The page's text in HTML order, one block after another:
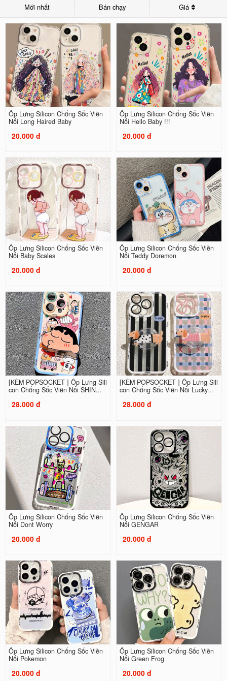
Mới nhất Bán chạy Giá
Ốp Lưng Silicon Chống Sốc Viền
Nổi Long Haired Baby
20.000 đ
Ốp Lưng Silicon Chống Sốc Viền
Nổi Hello Baby !!!
20.000 đ
Ốp Lưng Silicon Chống Sốc Viền
Nổi Baby Scales
20.000 đ
Ốp Lưng Silicon Chống Sốc Viền
Nổi Teddy Doremon
20.000 đ
[KÈM POPSOCKET ] Ốp Lưng Sili
con Chống Sốc Viền Nổi SHIN...
28.000 đ
[KÈM POPSOCKET ] Ốp Lưng Sili
con Chống Sốc Viền Nổi Lucky...
28.000 đ
Ốp Lưng Silicon Chống Sốc Viền
Nổi Dont Worry
20.000 đ
Ốp Lưng Silicon Chống Sốc Viền
Nổi GENGAR
20.000 đ
Ốp Lưng Silicon Chống Sốc Viền
Nổi Pokemon
20.000 đ
Ốp Lưng Silicon Chống Sốc Viền
Nổi Green Frog
20.000 đ